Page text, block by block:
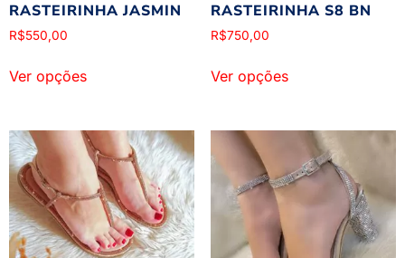
RASTEIRINHA JASMIN
R$550,00
Ver opções
RASTEIRINHA S8 BN
R$750,00
Ver opções